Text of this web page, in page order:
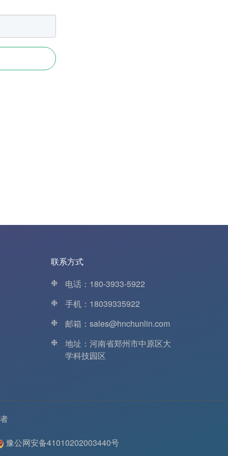
联系方式
❉
电话：180-3933-5922
❉
手机：18039335922
❉
邮箱：sales@hnchunlin.com
❉
地址：河南省郑州市中原区大
学科技园区
豫公网安备41010202003440号